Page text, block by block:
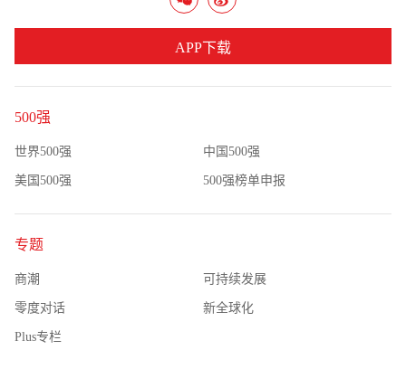
500强
世界500强 中国500强
美国500强 500强榜单申报
专题
商潮 可持续发展
零度对话 新全球化
Plus专栏
APP下载